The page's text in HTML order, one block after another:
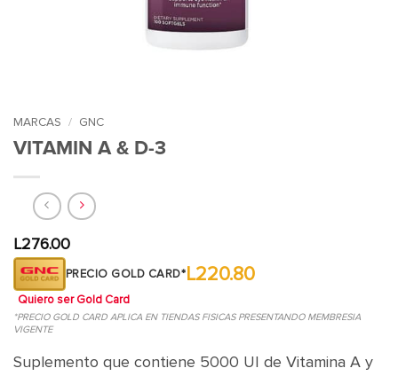
MARCAS / GNC
VITAMIN A & D-3
L276.00
PRECIO GOLD CARD*L220.80
Quiero ser Gold Card
*PRECIO GOLD CARD APLICA EN TIENDAS FISICAS PRESENTANDO MEMBRESIA
VIGENTE
Suplemento que contiene 5000 UI de Vitamina A y